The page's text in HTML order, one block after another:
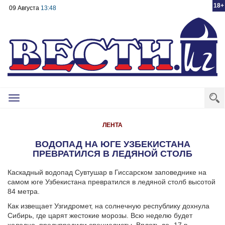
18+
09 Августа 13:48
Toggle
ЛЕНТА
ВОДОПАД НА ЮГЕ УЗБЕКИСТАНА
ПРЕВРАТИЛСЯ В ЛЕДЯНОЙ СТОЛБ
Каскадный водопад Сувтушар в Гиссарском заповеднике на
самом юге Узбекистана превратился в ледяной столб высотой
84 метра.
Как извещает Узгидромет, на солнечную республику дохнула
Сибирь, где царят жестокие морозы. Всю неделю будет